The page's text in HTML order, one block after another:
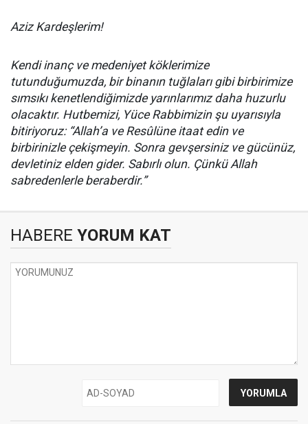
Aziz Kardeşlerim!
Kendi inanç ve medeniyet köklerimize
tutunduğumuzda, bir binanın tuğlaları gibi birbirimize
sımsıkı kenetlendiğimizde yarınlarımız daha huzurlu
olacaktır. Hutbemizi, Yüce Rabbimizin şu uyarısıyla
bitiriyoruz: “Allah’a ve Resûlüne itaat edin ve
birbirinizle çekişmeyin. Sonra gevşersiniz ve gücünüz,
devletiniz elden gider. Sabırlı olun. Çünkü Allah
sabredenlerle beraberdir.”
HABERE YORUM KAT